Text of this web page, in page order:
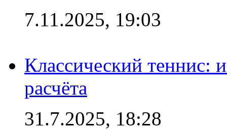
7.11.2025, 19:03
Классический теннис:
расчёта
31.7.2025, 18:28